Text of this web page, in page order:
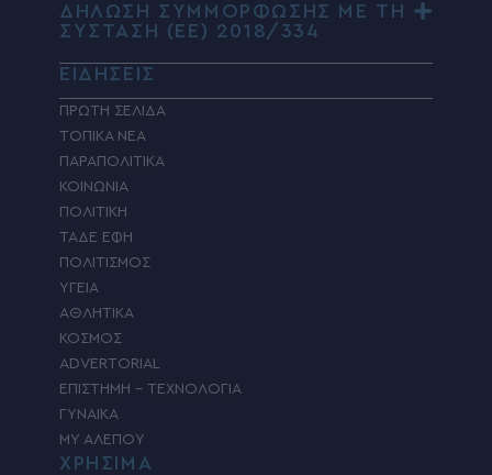
ΔΗΛΩΣΗ ΣΥΜΜΟΡΦΩΣΗΣ ΜΕ ΤΗ
ΣΥΣΤΑΣΗ (ΕΕ) 2018/334
ΕΙΔΗΣΕΙΣ
ΠΡΩΤΗ ΣΕΛΙΔΑ
ΤΟΠΙΚΑ ΝΕΑ
ΠΑΡΑΠΟΛΙΤΙΚΑ
ΚΟΙΝΩΝΙΑ
ΠΟΛΙΤΙΚΗ
ΤΑΔΕ ΕΦΗ
ΠΟΛΙΤΙΣΜΟΣ
ΥΓΕΙΑ
ΑΘΛΗΤΙΚΑ
ΚΟΣΜΟΣ
ADVERTORIAL
ΕΠΙΣΤΗΜΗ – ΤΕΧΝΟΛΟΓΙΑ
ΓΥΝΑΙΚΑ
MY ΑΛΕΠΟΥ
ΧΡΗΣΙΜΑ